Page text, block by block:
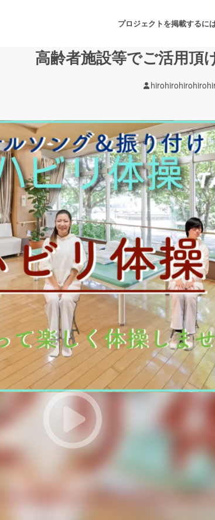
プロジェクトを掲載するに
音楽
ジェット ゲーム・サービス開発
書籍・雑誌出版
チャレンジ
活性化
CAMPFIRE for Social
CAMPFIREふるさと
高齢者施設等でご活用頂